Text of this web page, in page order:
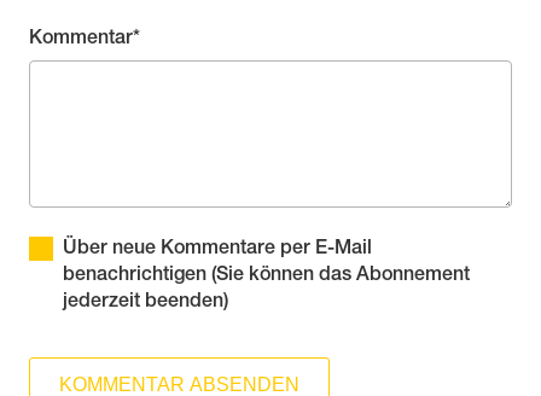
Pflichtfeld
Kommentar*
Über neue Kommentare per E-Mail
benachrichtigen (Sie können das Abonnement
jederzeit beenden)
KOMMENTAR ABSENDEN